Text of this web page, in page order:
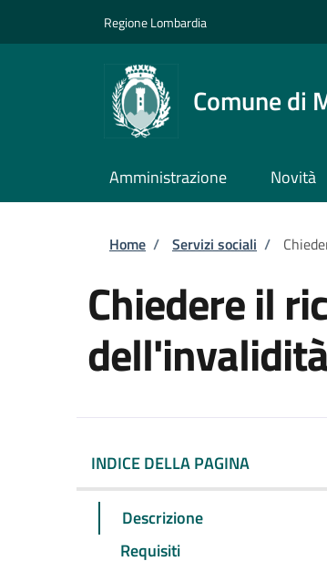
Regione Lombardia
Comune di
Amministrazione Novità
Briciole di
Home / Servizi sociali /
Chiedere il
INDICE DELLA PAGINA
Descrizione
Requisiti